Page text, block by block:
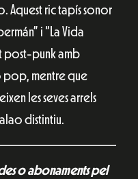
Aquest ric tapís sonor
i “La Vida
post-punk amb
pop, mentre que
les seves arrels
distintiu.
o abonaments pel